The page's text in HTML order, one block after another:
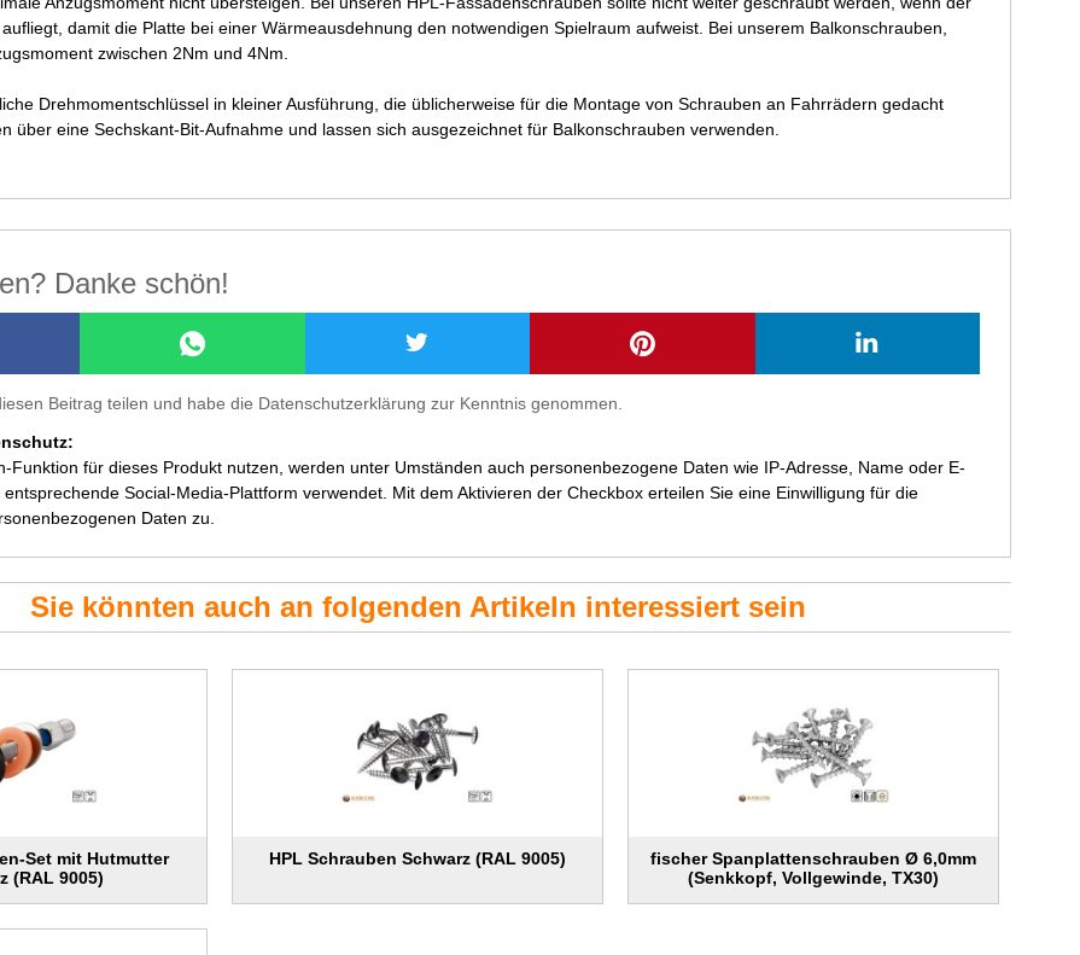
damit die Platte bei einer Wärmeausdehnung den notwendigen Spielraum aufweist. Bei unserem Balkonschrauben,
zwischen 2Nm und 4Nm.
Drehmomentschlüssel in kleiner Ausführung, die üblicherweise für die Montage von Schrauben an Fahrrädern gedacht
über eine Sechskant-Bit-Aufnahme und lassen sich ausgezeichnet für Balkonschrauben verwenden.
Danke schön!
Beitrag teilen und habe die Datenschutzerklärung zur Kenntnis genommen.
Funktion für dieses Produkt nutzen, werden unter Umständen auch personenbezogene Daten wie IP-Adresse, Name oder E-
Social-Media-Plattform verwendet. Mit dem Aktivieren der Checkbox erteilen Sie eine Einwilligung für die
Daten zu.
Sie könnten auch an folgenden Artikeln interessiert sein
Set mit Hutmutter
(RAL 9005)
HPL Schrauben Schwarz (RAL 9005)
fischer Spanplattenschrauben Ø 6,0mm
(Senkkopf, Vollgewinde, TX30)